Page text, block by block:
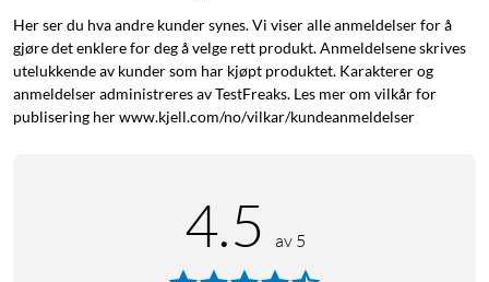
Komfortabel passform for trening og bevegelse
Den lette konstruksjonen og den sportstilpassede designen
gjør at hodetelefonene sitter komfortabelt også under lengre
er på vei gjennom byen. Den smidige nakkebøylen bidrar til en
sikker og fleksibel passform. Den åpne passformen gjør
Her ser du hva andre kunder synes. Vi viser alle anmeldelser for å
gjøre det enklere for deg å velge rett produkt. Anmeldelsene skrives
utelukkende av kunder som har kjøpt produktet. Karakterer og
anmeldelser administreres av TestFreaks. Les mer om vilkår for
publisering her www.kjell.com/no/vilkar/kundeanmeldelser
4.5 av 5